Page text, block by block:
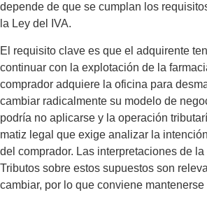
depende de que se cumplan los
la Ley del IVA.
El requisito clave es que el adquirente
continuar con la explotación de la
comprador adquiere la oficina para
cambiar radicalmente su modelo de
podría no aplicarse y la operación
matiz legal que exige analizar la
del comprador. Las interpretaciones de
Tributos sobre estos supuestos son
cambiar, por lo que conviene